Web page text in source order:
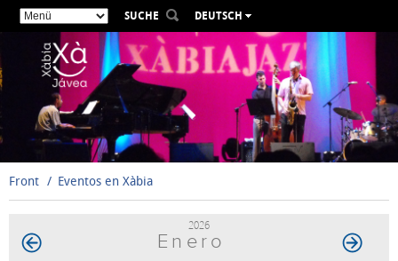
SUCHE
DEUTSCH
ESPAÑOL
VALENCIÀ
FRANÇAIS
РУССКИЙ
Front Eventos en Xàbia
2026
Enero